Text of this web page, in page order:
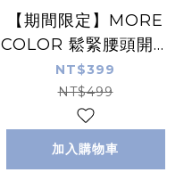
【期間限定】MORE
COLOR 鬆緊腰頭開岔
短裙
NT$399
NT$499
加入購物車